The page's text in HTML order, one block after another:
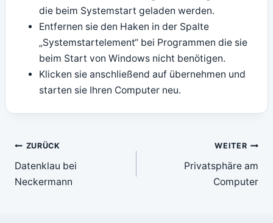
die beim Systemstart geladen werden.
Entfernen sie den Haken in der Spalte
„Systemstartelement“ bei Programmen die sie
beim Start von Windows nicht benötigen.
Klicken sie anschließend auf übernehmen und
starten sie Ihren Computer neu.
Beitragsnavigation
ZURÜCK
Datenklau bei
Neckermann
WEITER
Privatsphäre am
Computer